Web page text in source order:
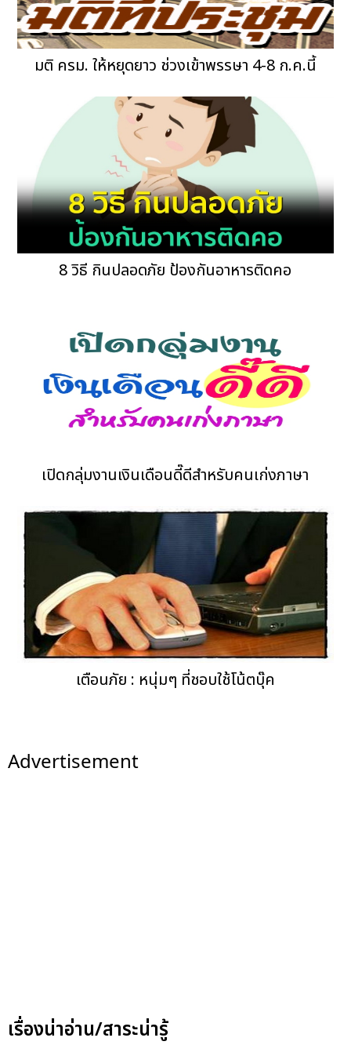
มติ ครม. ให้หยุดยาว ช่วงเข้าพรรษา 4-8 ก.ค.นี้
8 วิธี กินปลอดภัย ป้องกันอาหารติดคอ
เปิดกลุ่มงานเงินเดือนดี๊ดีสำหรับคนเก่งภาษา
เตือนภัย : หนุ่มๆ ที่ชอบใช้โน้ตบุ๊ค
Advertisement
เรื่องน่าอ่าน/สาระน่ารู้